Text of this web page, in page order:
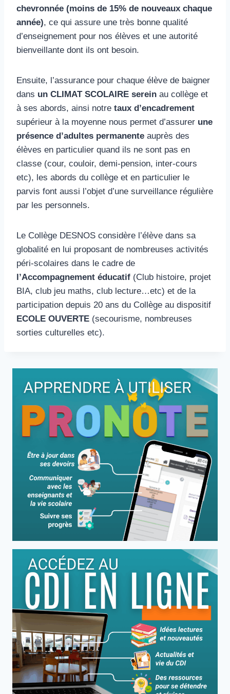
chevronnée (moins de 15% de nouveaux chaque
année), ce qui assure une très bonne qualité
d’enseignement pour nos élèves et une autorité
bienveillante dont ils ont besoin.
Ensuite, l’assurance pour chaque élève de baigner
dans un CLIMAT SCOLAIRE serein au collège et
à ses abords, ainsi notre taux d’encadrement
supérieur à la moyenne nous permet d’assurer une
présence d’adultes permanente auprès des
élèves en particulier quand ils ne sont pas en
classe (cour, couloir, demi-pension, inter-cours
etc), les abords du collège et en particulier le
parvis font aussi l’objet d’une surveillance régulière
par les personnels.
Le Collège DESNOS considère l’élève dans sa
globalité en lui proposant de nombreuses activités
péri-scolaires dans le cadre de
l’Accompagnement éducatif (Club histoire, projet
BIA, club jeu maths, club lecture…etc) et de la
participation depuis 20 ans du Collège au dispositif
ECOLE OUVERTE (secourisme, nombreuses
sorties culturelles etc).